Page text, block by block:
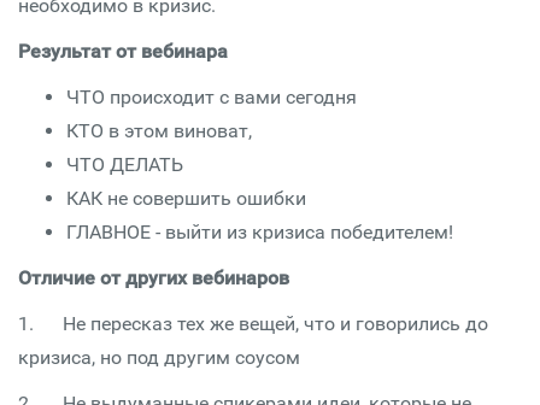
необходимо в кризис.
Результат от вебинара
ЧТО происходит с вами сегодня
КТО в этом виноват,
ЧТО ДЕЛАТЬ
КАК не совершить ошибки
ГЛАВНОЕ - выйти из кризиса победителем!
Отличие от других вебинаров
1. Не пересказ тех же вещей, что и говорились до
кризиса, но под другим соусом